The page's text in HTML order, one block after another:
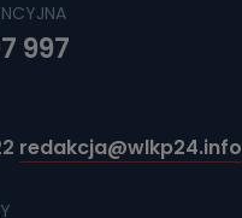
997
redakcja@wlkp24.info